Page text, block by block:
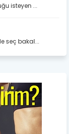
isteyen ...
seç bakal...